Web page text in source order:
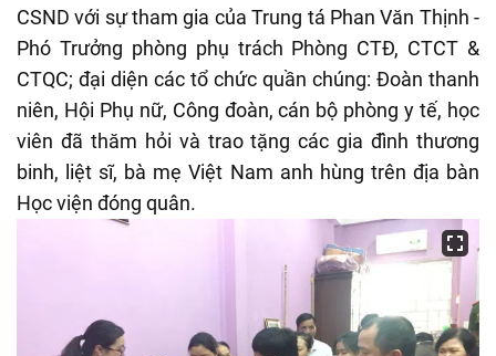
CSND với sự tham gia của Trung tá Phan Văn Thịnh -
Phó Trưởng phòng phụ trách Phòng CTĐ, CTCT &
CTQC; đại diện các tổ chức quần chúng: Đoàn thanh
niên, Hội Phụ nữ, Công đoàn, cán bộ phòng y tế, học
viên đã thăm hỏi và trao tặng các gia đình thương
binh, liệt sĩ, bà mẹ Việt Nam anh hùng trên địa bàn
Học viện đóng quân.